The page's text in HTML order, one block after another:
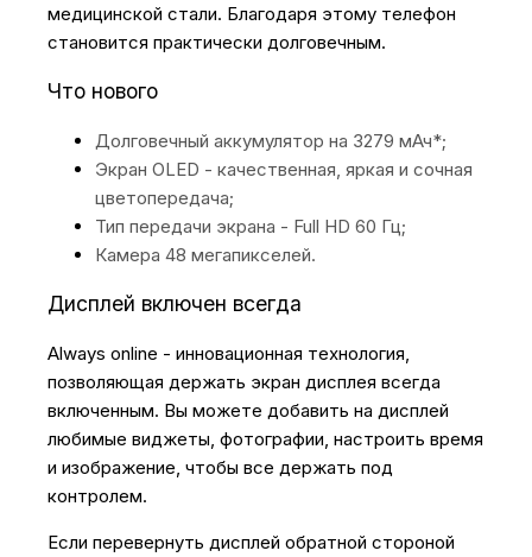
медицинской стали. Благодаря этому телефон
становится практически долговечным.
Что нового
Долговечный аккумулятор на 3279 мАч*;
Экран OLED - качественная, яркая и сочная
цветопередача;
Тип передачи экрана - Full HD 60 Гц;
Камера 48 мегапикселей.
Дисплей включен всегда
Always online - инновационная технология,
позволяющая держать экран дисплея всегда
включенным. Вы можете добавить на дисплей
любимые виджеты, фотографии, настроить время
и изображение, чтобы все держать под
контролем.
Если перевернуть дисплей обратной стороной